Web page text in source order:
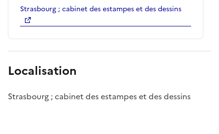
Strasbourg ; cabinet des estampes et des dessins
Localisation
Strasbourg ; cabinet des estampes et des dessins